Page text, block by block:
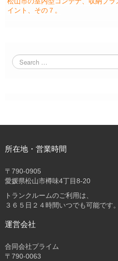
イント、その７。
所在地・営業時間
〒 790-0905
愛媛県松山市樽味4丁目8-20
トランクルームのご利用は、
３６５日２４時間いつでも可能です。
運営会社
合同会社プライム
〒 790-0063